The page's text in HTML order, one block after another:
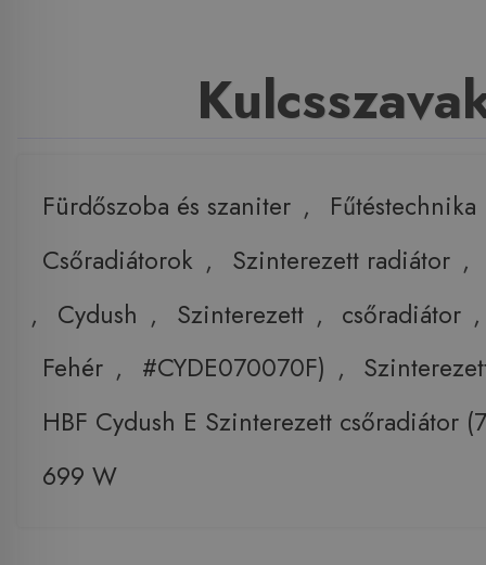
Fürdőszoba és szaniter ,
Fűtéstechnika
Csőradiátorok , Szinterezett radiátor ,
,
Cydush , Szinterezett , csőradiátor
Fehér , #CYDE070070F) ,
HBF Cydush E Szinterezett csőradiátor
699 W